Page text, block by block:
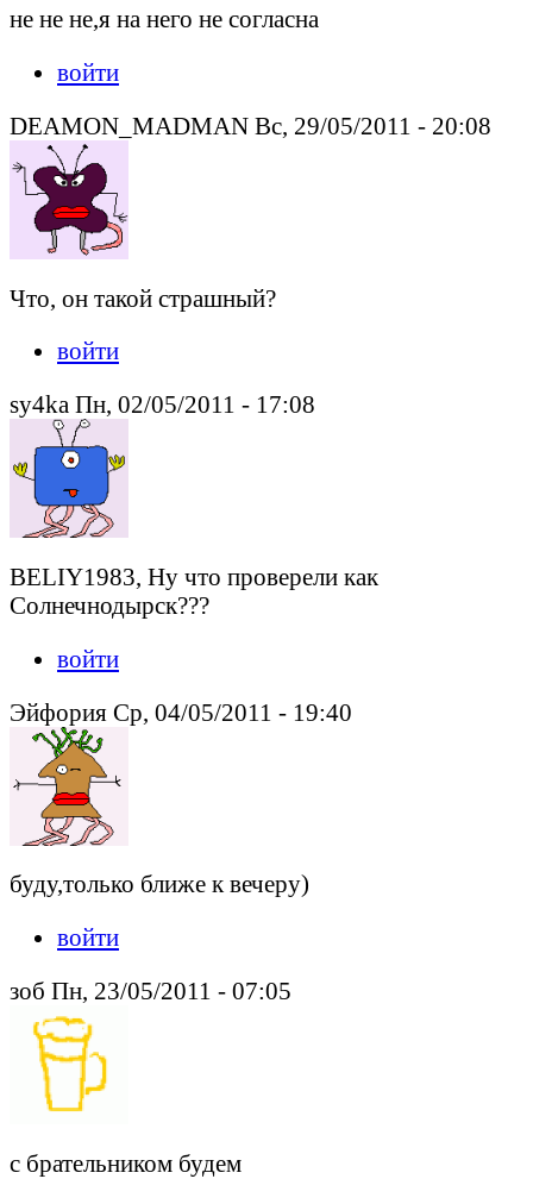
не не не,я на него не согласна
войти
DEAMON_MADMAN Вс, 29/05/2011 - 20:08
Что, он такой страшный?
войти
sy4ka Пн, 02/05/2011 - 17:08
BELIY1983, Ну что проверели как
Солнечнодырск???
войти
Эйфория Ср, 04/05/2011 - 19:40
буду,только ближе к вечеру)
войти
зоб Пн, 23/05/2011 - 07:05
с брательником будем